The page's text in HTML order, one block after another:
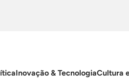
Inovação & TecnologiaCultura